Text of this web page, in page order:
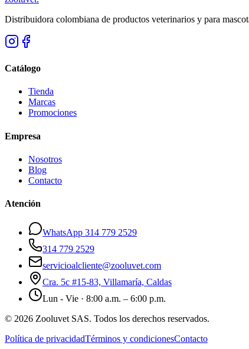
Distribuidora colombiana de productos veterinarios y para
Catálogo
Tienda
Marcas
Promociones
Empresa
Nosotros
Blog
Contacto
Atención
WhatsApp 314 779 2529
314 779 2529
servicioalcliente@zooluvet.com
Cra. 5c #15-83, Villamaría, Caldas
Lun - Vie · 8:00 a.m. – 6:00 p.m.
© 2026 Zooluvet SAS. Todos los derechos reservados.
Política de privacidadTérminos y condicionesContacto